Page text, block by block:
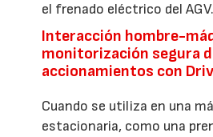
el frenado eléctrico del AGV.
Interacción hombre-
monitorización segura
accionamientos con
Cuando se utiliza en una
estacionaria, como una